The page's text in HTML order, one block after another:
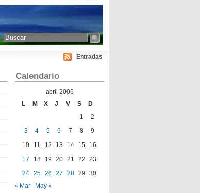
Entradas
Calendario
abril 2006
L
M X J V S
D
1
2
3
4 5 6 7 8
9
10
11 12 13 14 15
16
17
18 19 20 21 22
23
24 25 26 27 28 29
30
« Mar
May »